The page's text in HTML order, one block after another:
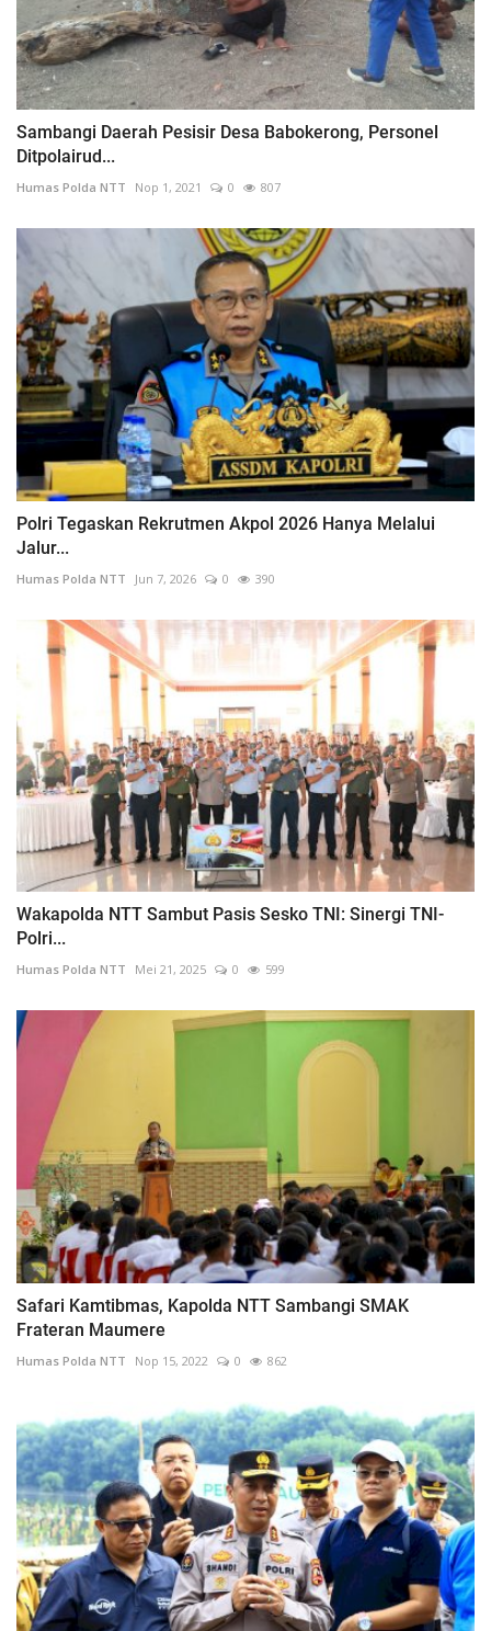
Sambangi Daerah Pesisir Desa Babokerong, Personel
Ditpolairud...
Humas Polda NTT Nop 1, 2021 0 807
Polri Tegaskan Rekrutmen Akpol 2026 Hanya Melalui
Jalur...
Humas Polda NTT Jun 7, 2026 0 390
Wakapolda NTT Sambut Pasis Sesko TNI: Sinergi TNI-
Polri...
Humas Polda NTT Mei 21, 2025 0 599
Safari Kamtibmas, Kapolda NTT Sambangi SMAK
Frateran Maumere
Humas Polda NTT Nop 15, 2022 0 862